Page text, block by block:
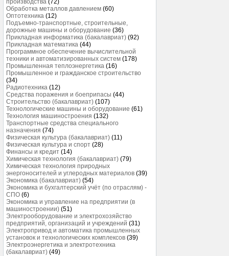
производства (72)
Обработка металлов давлением (60)
Оптотехника (12)
Подъемно-транспортные, строительные,
дорожные машины и оборудование (36)
Прикладная информатика (бакалавриат) (92)
Прикладная математика (44)
Программное обеспечение вычислительной
техники и автоматизированных систем (178)
Промышленная теплоэнергетика (16)
Промышленное и гражданское строительство
(34)
Радиотехника (12)
Средства поражения и боеприпасы (44)
Строительство (бакалавриат) (107)
Технологические машины и оборудование (61)
Технология машиностроения (132)
Транспортные средства специального
назначения (74)
Физическая культура (бакалавриат) (11)
Физическая культура и спорт (28)
Финансы и кредит (14)
Химическая технология (бакалавриат) (79)
Химическая технология природных
энергоносителей и углеродных материалов (39)
Экономика (бакалавриат) (54)
Экономика и бухгалтерский учёт (по отраслям) -
СПО (6)
Экономика и управление на предприятии (в
машиностроении) (51)
Электрооборудование и электрохозяйство
предприятий, организаций и учреждений (31)
Электропривод и автоматика промышленных
установок и технологических комплексов (39)
Электроэнергетика и электротехника
(бакалавриат) (49)